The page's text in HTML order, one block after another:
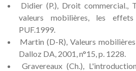
Didier (P.), Droit commercial.,
valeurs mobilières, les
PUF.1999.
Martin (D-R), Valeurs
Dalloz DA, 2001, n°15, p. 1228.
Gravereaux (Ch.),